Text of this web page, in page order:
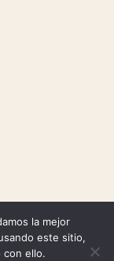
la mejor
este sitio,
con ello.